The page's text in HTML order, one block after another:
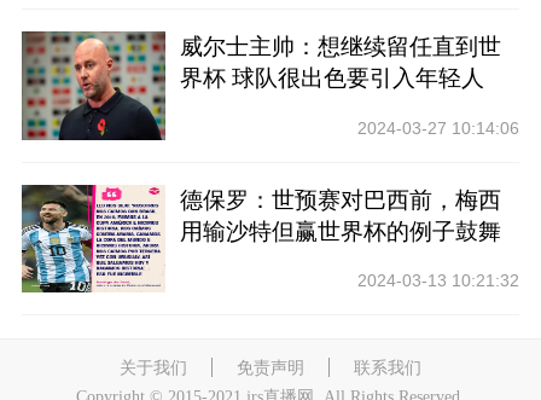
威尔士主帅：想继续留任直到世
界杯 球队很出色要引入年轻人
2024-03-27 10:14:06
德保罗：世预赛对巴西前，梅西
用输沙特但赢世界杯的例子鼓舞
2024-03-13 10:21:32
关于我们 免责声明
联系我们